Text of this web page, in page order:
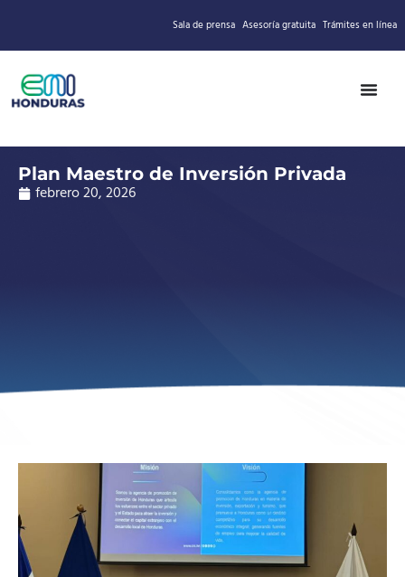
Sala de prensa Asesoría gratuita Trámites en línea
Plan Maestro de Inversión Privada
febrero 20, 2026